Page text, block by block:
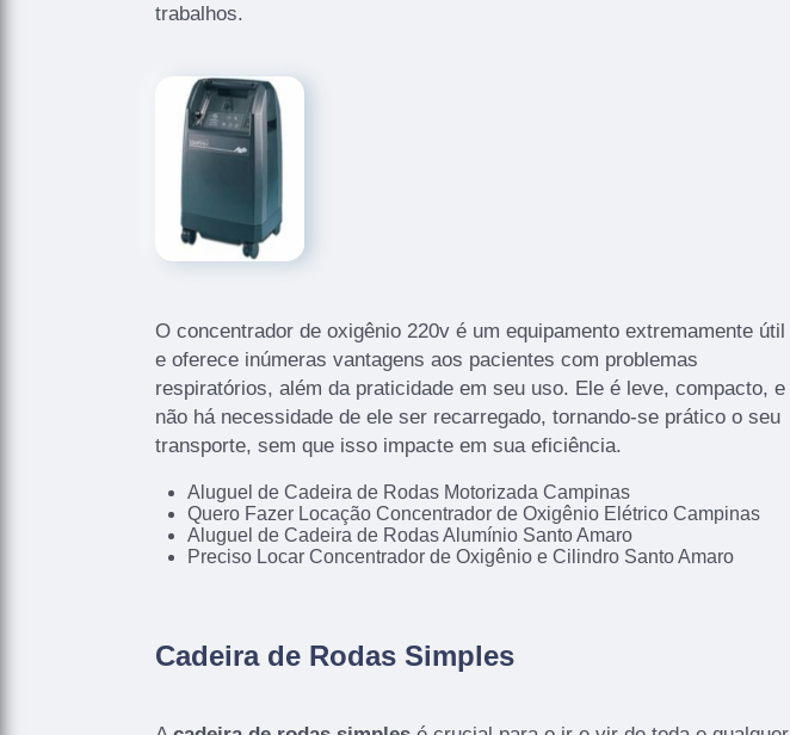
trabalhos.
O concentrador de oxigênio 220v é um equipamento extremamente útil
e oferece inúmeras vantagens aos pacientes com problemas
respiratórios, além da praticidade em seu uso. Ele é leve, compacto, e
não há necessidade de ele ser recarregado, tornando-se prático o seu
transporte, sem que isso impacte em sua eficiência.
Aluguel de Cadeira de Rodas Motorizada Campinas
Quero Fazer Locação Concentrador de Oxigênio Elétrico Campinas
Aluguel de Cadeira de Rodas Alumínio Santo Amaro
Preciso Locar Concentrador de Oxigênio e Cilindro Santo Amaro
Cadeira de Rodas Simples